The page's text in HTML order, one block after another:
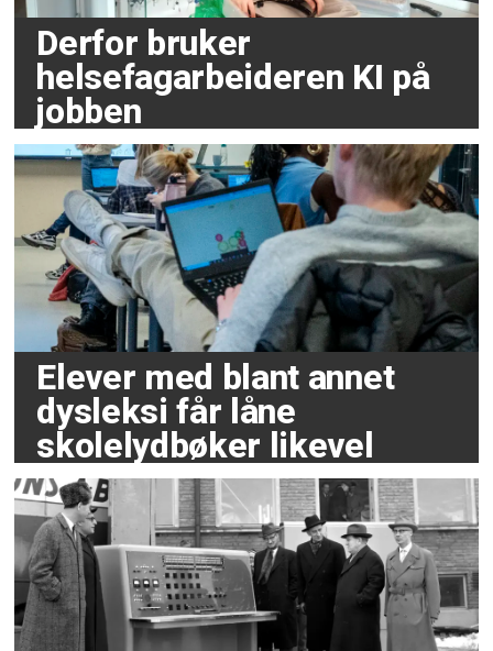
Derfor bruker
helsefagarbeideren KI på
jobben
Elever med blant annet
dysleksi får låne
skolelydbøker likevel